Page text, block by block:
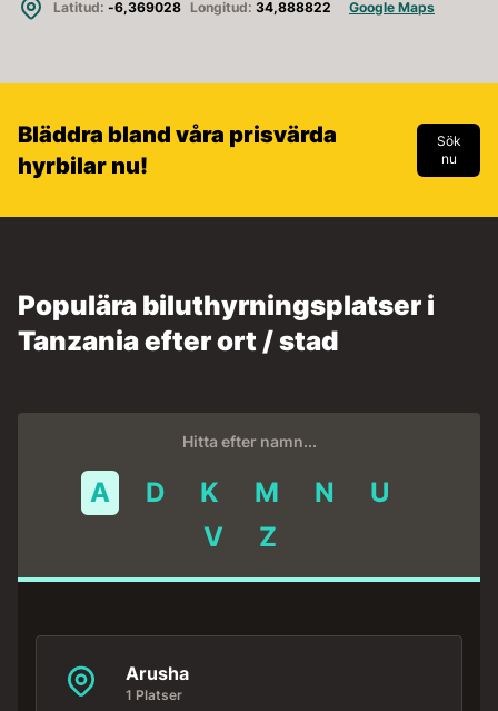
Latitud: -6,369028 Longitud: 34,888822 Google Maps
Bläddra bland våra prisvärda
hyrbilar nu!
Sök
nu
Populära biluthyrningsplatser i
Tanzania efter ort / stad
Hitta efter namn...
A D K M N
U
V
Z
Arusha
1 Platser